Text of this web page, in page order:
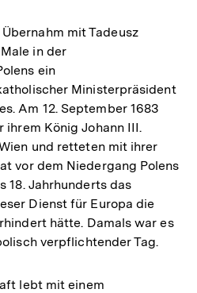
mit Tadeusz
in der
ein
Ministerpräsident
Am 12. September 1683
ihrem König Johann III.
und retteten mit ihrer
vor dem Niedergang Polens
18. Jahrhunderts das
Dienst für Europa die
hätte. Damals war es
verpflichtender Tag.
lebt mit einem